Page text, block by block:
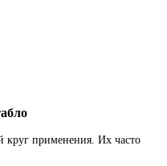
применения. Их часто